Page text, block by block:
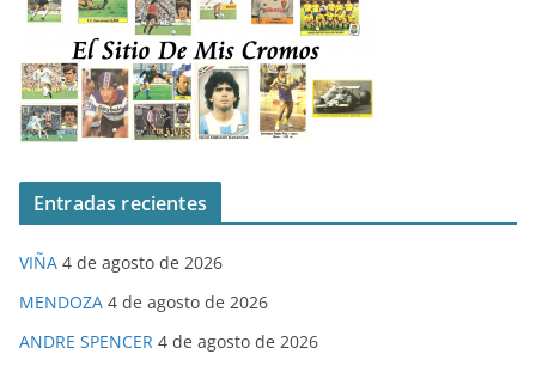
Entradas recientes
VIÑA 4 de agosto de 2026
MENDOZA 4 de agosto de 2026
ANDRE SPENCER 4 de agosto de 2026